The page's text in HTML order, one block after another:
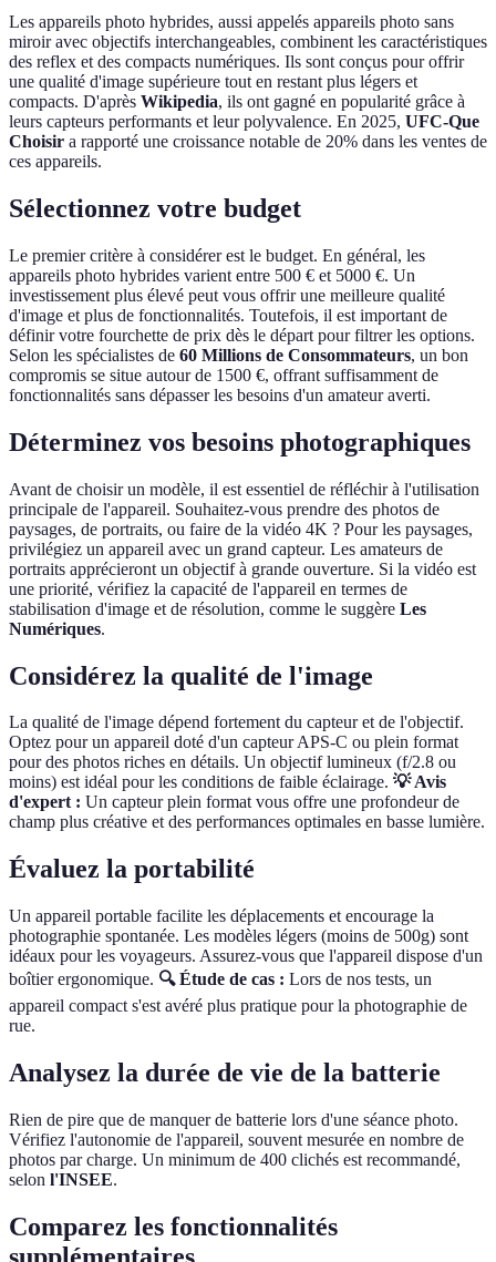
Les appareils photo hybrides, aussi appelés appareils photo sans
miroir avec objectifs interchangeables, combinent les caractéristiques
des reflex et des compacts numériques. Ils sont conçus pour offrir
une qualité d'image supérieure tout en restant plus légers et
compacts. D'après Wikipedia, ils ont gagné en popularité grâce à
leurs capteurs performants et leur polyvalence. En 2025, UFC-Que
Choisir a rapporté une croissance notable de 20% dans les ventes de
ces appareils.
Sélectionnez votre budget
Le premier critère à considérer est le budget. En général, les
appareils photo hybrides varient entre 500 € et 5000 €. Un
investissement plus élevé peut vous offrir une meilleure qualité
d'image et plus de fonctionnalités. Toutefois, il est important de
définir votre fourchette de prix dès le départ pour filtrer les options.
Selon les spécialistes de 60 Millions de Consommateurs, un bon
compromis se situe autour de 1500 €, offrant suffisamment de
fonctionnalités sans dépasser les besoins d'un amateur averti.
Déterminez vos besoins photographiques
Avant de choisir un modèle, il est essentiel de réfléchir à l'utilisation
principale de l'appareil. Souhaitez-vous prendre des photos de
paysages, de portraits, ou faire de la vidéo 4K ? Pour les paysages,
privilégiez un appareil avec un grand capteur. Les amateurs de
portraits apprécieront un objectif à grande ouverture. Si la vidéo est
une priorité, vérifiez la capacité de l'appareil en termes de
stabilisation d'image et de résolution, comme le suggère Les
Numériques.
Considérez la qualité de l'image
La qualité de l'image dépend fortement du capteur et de l'objectif.
Optez pour un appareil doté d'un capteur APS-C ou plein format
pour des photos riches en détails. Un objectif lumineux (f/2.8 ou
moins) est idéal pour les conditions de faible éclairage. 💡 Avis
d'expert : Un capteur plein format vous offre une profondeur de
champ plus créative et des performances optimales en basse lumière.
Évaluez la portabilité
Un appareil portable facilite les déplacements et encourage la
photographie spontanée. Les modèles légers (moins de 500g) sont
idéaux pour les voyageurs. Assurez-vous que l'appareil dispose d'un
boîtier ergonomique. 🔍 Étude de cas : Lors de nos tests, un
appareil compact s'est avéré plus pratique pour la photographie de
rue.
Analysez la durée de vie de la batterie
Rien de pire que de manquer de batterie lors d'une séance photo.
Vérifiez l'autonomie de l'appareil, souvent mesurée en nombre de
photos par charge. Un minimum de 400 clichés est recommandé,
selon l'INSEE.
Comparez les fonctionnalités